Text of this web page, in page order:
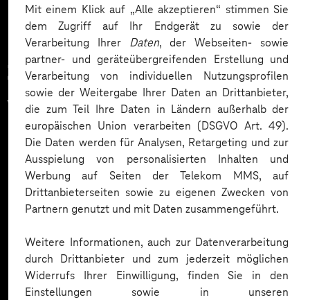
Mit einem Klick auf „Alle akzeptieren“ stimmen Sie
dem Zugriff auf Ihr Endgerät zu sowie der
Verarbeitung Ihrer Daten, der Webseiten- sowie
partner- und geräteübergreifenden Erstellung und
Verarbeitung von individuellen Nutzungsprofilen
sowie der Weitergabe Ihrer Daten an Drittanbieter,
die zum Teil Ihre Daten in Ländern außerhalb der
europäischen Union verarbeiten (DSGVO Art. 49).
Die Daten werden für Analysen, Retargeting und zur
Ausspielung von personalisierten Inhalten und
Werbung auf Seiten der Telekom MMS, auf
Drittanbieterseiten sowie zu eigenen Zwecken von
Partnern genutzt und mit Daten zusammengeführt.
Weitere Informationen, auch zur Datenverarbeitung
durch Drittanbieter und zum jederzeit möglichen
Widerrufs Ihrer Einwilligung, finden Sie in den
Einstellungen sowie in unseren
Zahlreiche Unternehmen
vertrauen auf unsere
Expertise. Hier eine Auswahl: